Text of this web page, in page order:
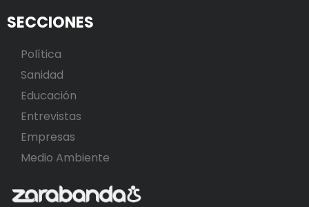
SECCIONES
Política
Sanidad
Educación
Entrevistas
Empresas
Medio Ambiente